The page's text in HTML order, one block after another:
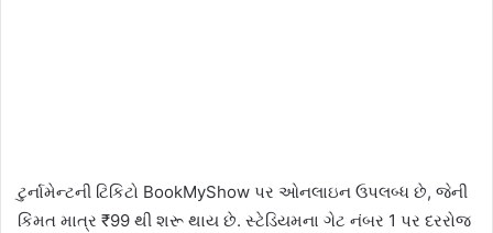
ટુર્નામેન્ટની ટિકિટો BookMyShow પર ઓનલાઇન ઉપલબ્ધ છે, જેની
કિંમત માત્ર ₹99 થી શરૂ થાય છે. સ્ટેડિયમના ગેટ નંબર 1 પર દરરોજ